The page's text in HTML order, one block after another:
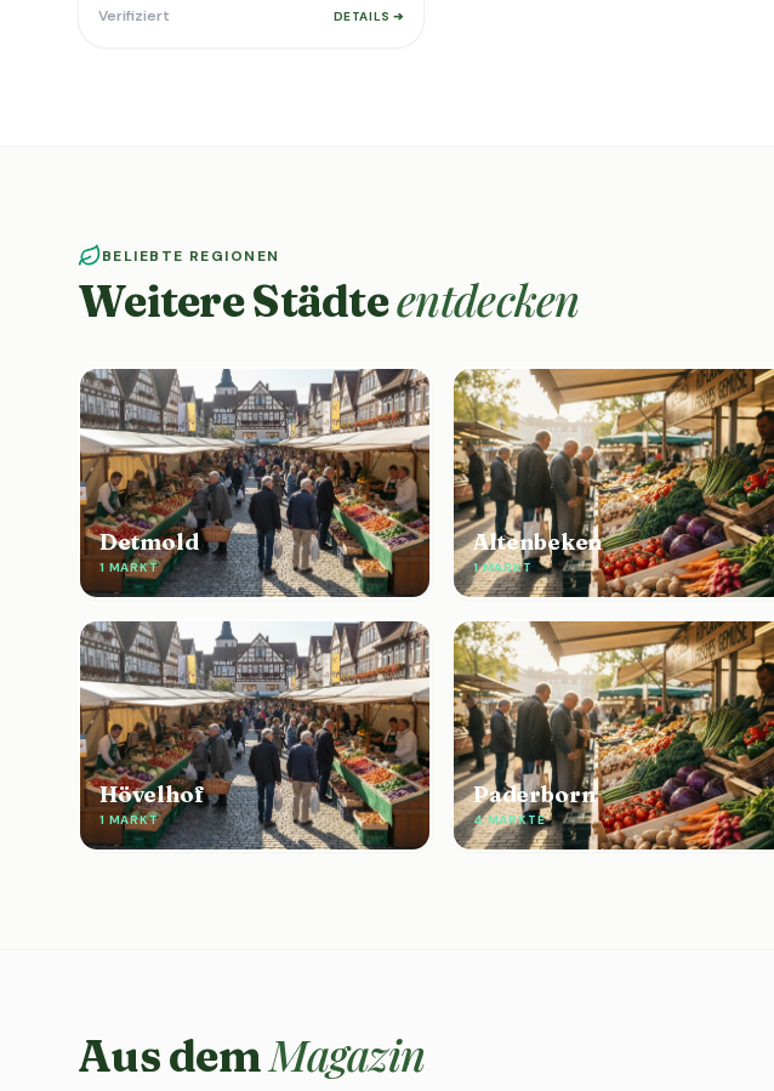
Verifiziert DETAILS ➔
BELIEBTE REGIONEN
Weitere Städteentdecken
Detmold
1 MARKT
Altenbeken
1 MARKT
Hövelhof
1 MARKT
Paderborn
4 MÄRKTE
Aus demMagazin